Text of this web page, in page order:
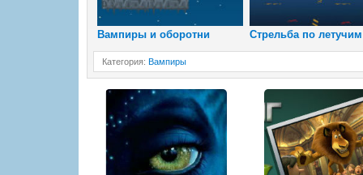
Вампиры и оборотни Стрельба по летучим
Категория: Вампиры